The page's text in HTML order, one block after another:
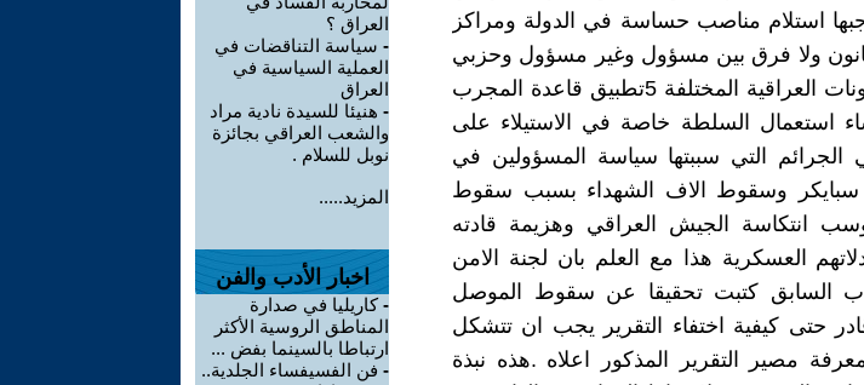
استلام مناصب حساسة في الدولة ومراكز
امام القانون ولا فرق بين مسؤول وغير مسؤول وحزبي
وغير منتمي ولا فرق بين افراد المكونات العراقية المختلفة 5تطبيق قاعدة المجرب
وأساء استعمال السلطة خاصة في الاستيلاء على
التساهل في الجرائم التي سببتها سياسة المسؤولين في
قاعدة سبايكر وسقوط الاف الشهداء بسبب سقوط
انتكاسة الجيش العراقي وهزيمة قادته
العسكرية هذا مع العلم بان لجنة الامن
السابق كتبت تحقيقا عن سقوط الموصل
حتى كيفية اختفاء التقرير يجب ان تتشكل
مصير التقرير المذكور اعلاه .هذه نبذة
العراق ؟
- سياسة التناقضات في
العملية السياسية في
العراق
- هنيئا للسيدة نادية مراد
والشعب العراقي بجائزة
نوبل للسلام .
المزيد.....
اخبار الأدب والفن
-كاريليا في صدارة
المناطق الروسية الأكثر
ارتباطا بالسينما بفض ...
- فن الفسيفساء الجلدية..